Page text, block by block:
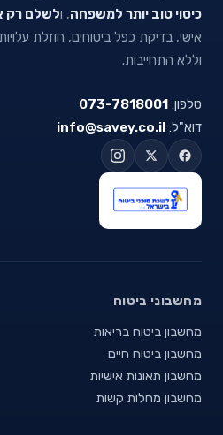
כיסוי טוב יותר למשפחה, ולשלם רק
אישי, בדיקת כפל ביטוחים, הוזלת
וללא התחייבות.
טלפון: 073-7818001
דוא"ל: info@savey.co.il
מחשבוני ביטוח
מחשבון ביטוח בריאות
מחשבון ביטוח חיים
מחשבון תאונות אישיות
מחשבון מחלות קשות